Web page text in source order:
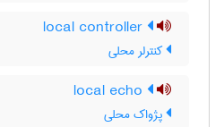
کنترلر محلی
پژواک محلی